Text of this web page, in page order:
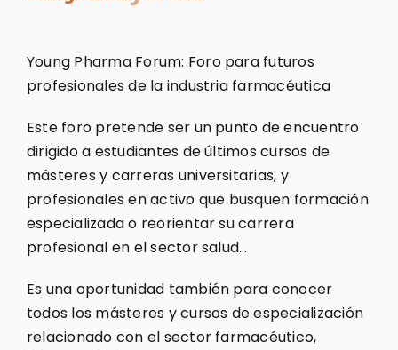
Young Pharma Forum: Foro para futuros
profesionales de la industria farmacéutica
Este foro pretende ser un punto de encuentro
dirigido a estudiantes de últimos cursos de
másteres y carreras universitarias, y
profesionales en activo que busquen formación
especializada o reorientar su carrera
profesional en el sector salud…
Es una oportunidad también para conocer
todos los másteres y cursos de especialización
relacionado con el sector farmacéutico,